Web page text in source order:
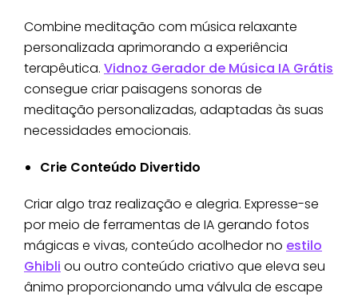
Combine meditação com música relaxante
personalizada aprimorando a experiência
terapêutica. Vidnoz Gerador de Música IA Grátis
consegue criar paisagens sonoras de
meditação personalizadas, adaptadas às suas
necessidades emocionais.
Crie Conteúdo Divertido
Criar algo traz realização e alegria. Expresse-se
por meio de ferramentas de IA gerando fotos
mágicas e vivas, conteúdo acolhedor no estilo
Ghibli ou outro conteúdo criativo que eleva seu
ânimo proporcionando uma válvula de escape